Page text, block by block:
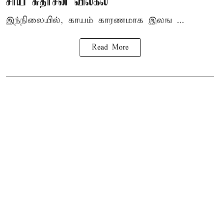
இந்நிலையில், காயம் காரணமாக இலங ...
Read More